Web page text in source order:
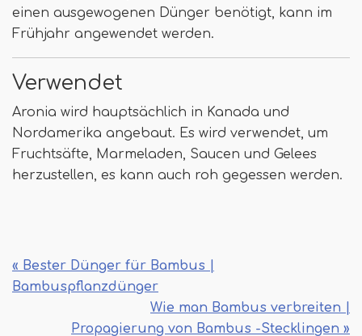
einen ausgewogenen Dünger benötigt, kann im
Frühjahr angewendet werden.
Verwendet
Aronia wird hauptsächlich in Kanada und
Nordamerika angebaut. Es wird verwendet, um
Fruchtsäfte, Marmeladen, Saucen und Gelees
herzustellen, es kann auch roh gegessen werden.
« Bester Dünger für Bambus |
Bambuspflanzdünger
Wie man Bambus verbreiten |
Propagierung von Bambus -Stecklingen »